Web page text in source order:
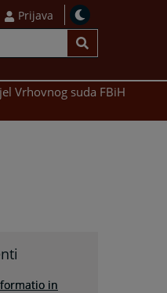
Prijava
Vrhovnog suda FBiH
in